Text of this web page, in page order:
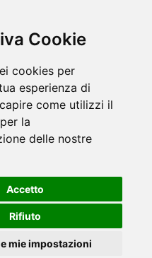
Cookie
cookies per
esperienza di
come utilizzi il
la
delle nostre
Accetto
Rifiuto
mie impostazioni

